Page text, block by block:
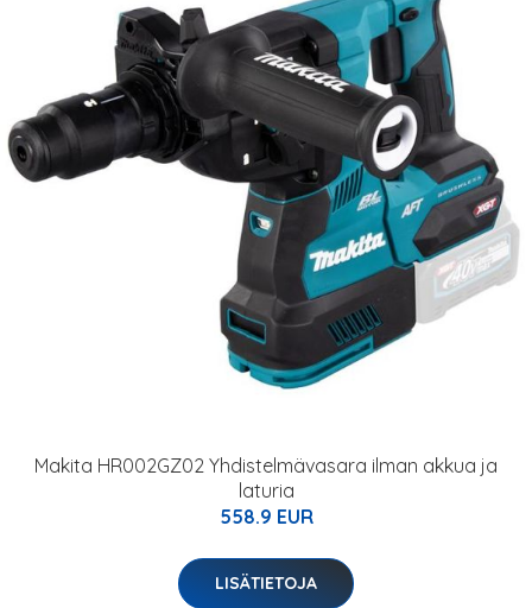
Makita HR002GZ02 Yhdistelmävasara ilman akkua ja
laturia
558.9 EUR
LISÄTIETOJA